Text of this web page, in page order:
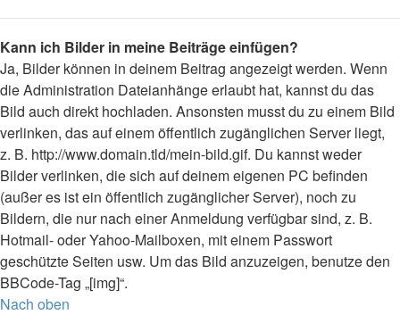
Kann ich Bilder in meine Beiträge einfügen?
Ja, Bilder können in deinem Beitrag angezeigt werden. Wenn
die Administration Dateianhänge erlaubt hat, kannst du das
Bild auch direkt hochladen. Ansonsten musst du zu einem Bild
verlinken, das auf einem öffentlich zugänglichen Server liegt,
z. B. http://www.domain.tld/mein-bild.gif. Du kannst weder
Bilder verlinken, die sich auf deinem eigenen PC befinden
(außer es ist ein öffentlich zugänglicher Server), noch zu
Bildern, die nur nach einer Anmeldung verfügbar sind, z. B.
Hotmail- oder Yahoo-Mailboxen, mit einem Passwort
geschützte Seiten usw. Um das Bild anzuzeigen, benutze den
BBCode-Tag „[img]“.
Nach oben